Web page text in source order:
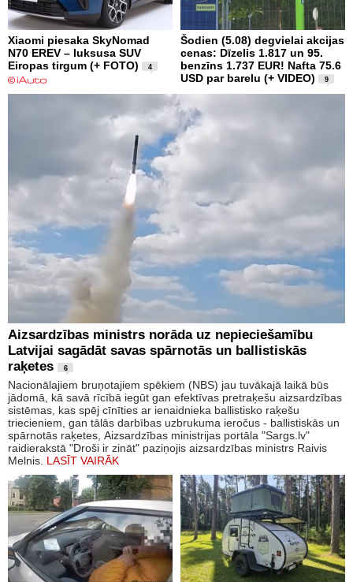
Xiaomi piesaka SkyNomad
N70 EREV – luksusa SUV
Eiropas tirgum (+ FOTO)
4
Šodien (5.08) degvielai akcijas
cenas: Dīzelis 1.817 un 95.
benzīns 1.737 EUR! Nafta 75.6
USD par barelu (+ VIDEO)
9
Aizsardzības ministrs norāda uz nepieciešamību
Latvijai sagādāt savas spārnotās un ballistiskās
raķetes
6
Nacionālajiem bruņotajiem spēkiem (NBS) jau tuvākajā laikā būs
jādomā, kā savā rīcībā iegūt gan efektīvas pretraķešu aizsardzības
sistēmas, kas spēj cīnīties ar ienaidnieka ballistisko raķešu
triecieniem, gan tālās darbības uzbrukuma ieročus - ballistiskās un
spārnotās raķetes, Aizsardzības ministrijas portāla "Sargs.lv"
raidierakstā "Droši ir zināt" paziņojis aizsardzības ministrs Raivis
Melnis. LASĪT VAIRĀK